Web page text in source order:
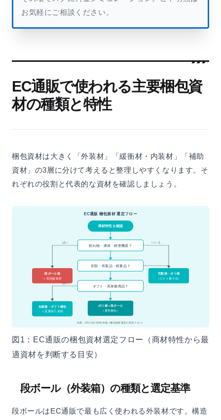
お気軽にご相談ください。
EC通販で使われる主要梱包資
材の種類と特性
梱包資材は大きく「外装材」「緩衝材・内装材」「補助
資材」の3層に分けて考えると整理しやすくなります。そ
れぞれの役割と代表的な資材を確認しましょう。
EC通販 梱包資材 選定フロー
商材特性を確認
割れ物・液体・精密機器？
はい いいえ
段ボール箱
＋気泡緩衝材
衣類・布製品・軽量品？
宅配袋・ポリ袋
（コスト最小化）
ギフト・高単価商品？
はい
化粧箱・ギフト梱包
＋流通加工依頼
ポリ袋＋段ボール
（通常梱包）
出典：STOCKCREW作成（梱包資材選定の目安フロー）
図1：EC通販の梱包資材選定フロー（商材特性から最
適資材を判断する目安）
段ボール（外装箱）の種類と選定基準
段ボールはEC通販で最も広く使われる外装材です。構造